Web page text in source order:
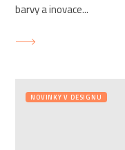
barvy a inovace...
NOVINKY V DESIGNU